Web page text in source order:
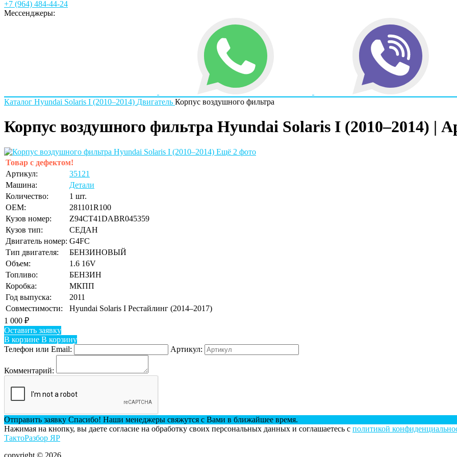
+7 (964) 484-44-24
Мессенджеры:
Каталог Hyundai Solaris I (2010–2014) Двигатель Корпус воздушного фильтра
Корпус воздушного фильтра Hyundai Solaris I (2010–2014) |
Ещё 2 фото
Товар с дефектом!
Артикул:
35121
Машина:
Детали
Количество:
1 шт.
OEM:
281101R100
Кузов номер:
Z94CT41DABR045359
Кузов тип:
СЕДАН
Двигатель номер: G4FC
Тип двигателя:
БЕНЗИНОВЫЙ
Объем:
1.6 16V
Топливо:
БЕНЗИН
Коробка:
МКПП
Год выпуска:
2011
Совместимости:
Hyundai Solaris I Рестайлинг (2014–2017)
1 000 ₽
Оставить заявку
В корзине В корзину
Телефон или Email:
Артикул:
Комментарий:
Отправить заявку Спасибо! Наши менеджеры свяжутся с Вами в ближайшее время.
Нажимая на кнопку, вы даете согласие на обработку своих персональных данных и соглашаетесь с политикой
ТактоРазбор ЯР
copyright © 2026